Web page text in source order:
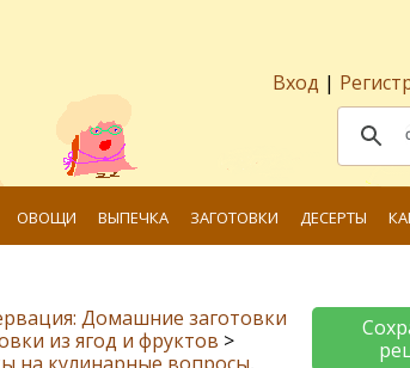
Вход |
ОВОЩИ ВЫПЕЧКА ЗАГОТОВКИ ДЕСЕРТЫ
Домашние заготовки
из ягод и фруктов >